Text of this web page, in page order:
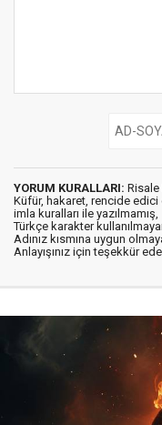
YORUM KURALLARI: Risale
Küfür, hakaret, rencide edici
imla kuralları ile yazılmamış,
Türkçe karakter
Adınız kısmına uygun
Anlayışınız için teşekkür